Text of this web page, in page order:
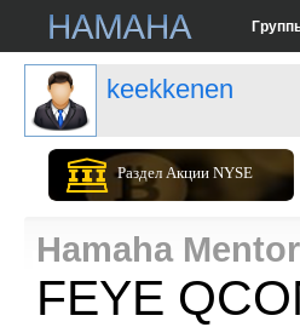
keekkenen
Раздел Акции NYSE
Hamaha Mentor
FEYE